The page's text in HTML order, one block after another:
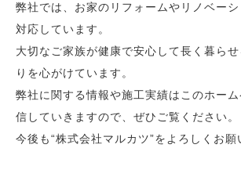
弊社では、お家のリフォームやリノベー
対応しています。
大切なご家族が健康で安心して長く暮らせ
りを心がけています。
弊社に関する情報や施工実績はこのホー
信していきますので、ぜひご覧ください。
今後も“株式会社マルカツ”をよろしくお願